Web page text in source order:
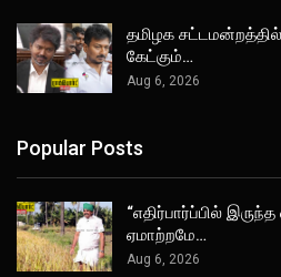
தமிழக
கேட்கும்…
Aug 6, 2026
Popular Posts
“எதிர்பார்ப்பில்
ஏமாற்றமே…
Aug 6, 2026